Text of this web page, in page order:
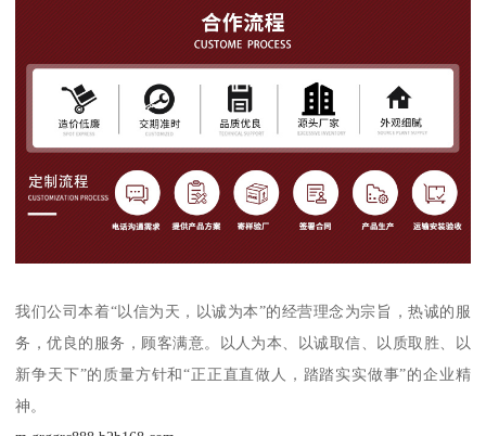
我们公司本着“以信为天，以诚为本”的经营理念为宗旨，热诚的服
务，优良的服务，顾客满意。以人为本、以诚取信、以质取胜、以
新争天下”的质量方针和“正正直直做人，踏踏实实做事”的企业精
神。